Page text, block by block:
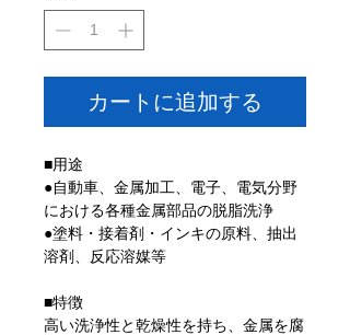
カートに追加する
■用途
●自動車、金属加工、電子、電気分野
における各種金属部品の脱脂洗浄
●塗料・接着剤・インキの原料、抽出
溶剤、反応溶媒等
■特徴
高い洗浄性と乾燥性を持ち、金属を腐